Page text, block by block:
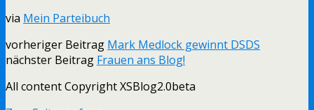
via Mein Parteibuch
vorheriger Beitrag Mark Medlock gewinnt DSDS
nächster Beitrag Frauen ans Blog!
All content Copyright XSBlog2.0beta